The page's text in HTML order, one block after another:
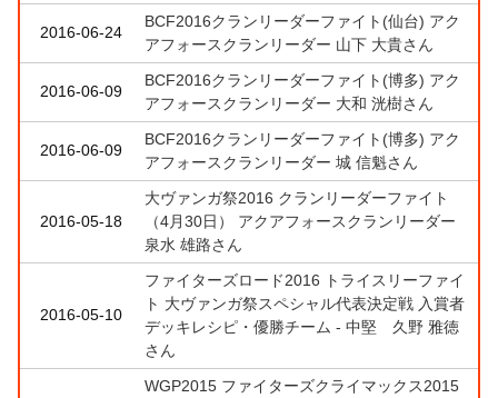
2016-06-24
BCF2016クランリーダーファイト(仙台) アク
アフォースクランリーダー 山下 大貴さん
2016-06-09
BCF2016クランリーダーファイト(博多) アク
アフォースクランリーダー 大和 洸樹さん
2016-06-09
BCF2016クランリーダーファイト(博多) アク
アフォースクランリーダー 城 信魁さん
2016-05-18
大ヴァンガ祭2016 クランリーダーファイト
（4月30日） アクアフォースクランリーダー
泉水 雄路さん
2016-05-10
ファイターズロード2016 トライスリーファイ
ト 大ヴァンガ祭スペシャル代表決定戦 入賞者
デッキレシピ・優勝チーム - 中堅 久野 雅徳
さん
WGP2015 ファイターズクライマックス2015